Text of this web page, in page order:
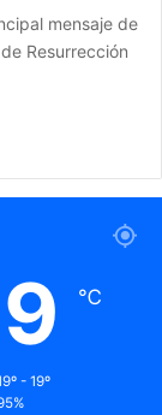
mensaje de
Resurrección
℃
- 19º